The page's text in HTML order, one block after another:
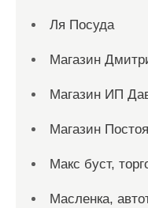
Ля Посуда
Магазин
Магазин ИП
Магазин
Макс буст,
Масленка,